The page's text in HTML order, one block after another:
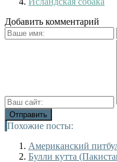
Добавить комментарий
Похожие посты:
Американский
Булли кутта